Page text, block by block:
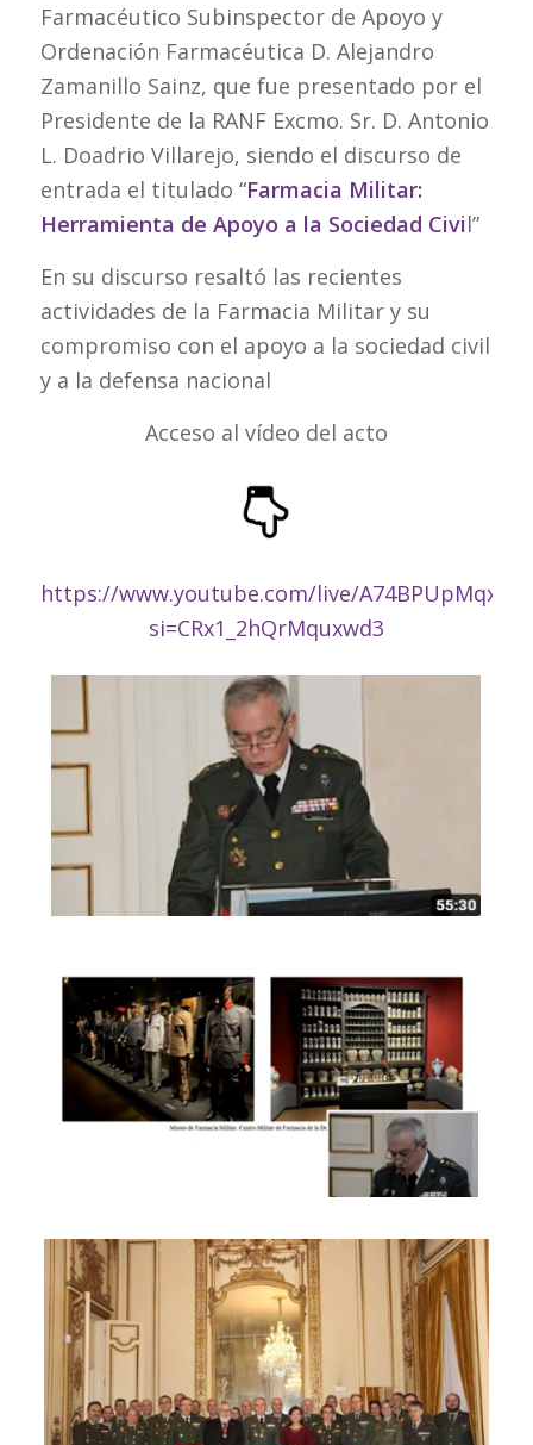
Farmacéutico Subinspector de Apoyo y
Ordenación Farmacéutica D. Alejandro
Zamanillo Sainz, que fue presentado por el
Presidente de la RANF Excmo. Sr. D. Antonio
L. Doadrio Villarejo, siendo el discurso de
entrada el titulado “Farmacia Militar:
Herramienta de Apoyo a la Sociedad Civil”
En su discurso resaltó las recientes
actividades de la Farmacia Militar y su
compromiso con el apoyo a la sociedad civil
y a la defensa nacional
Acceso al vídeo del acto
https://www.youtube.com/live/A74BPUpMqxc?
si=CRx1_2hQrMquxwd3